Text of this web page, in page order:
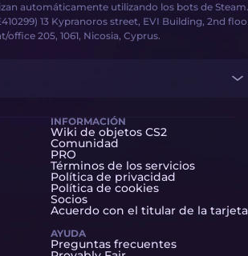
automáticamente utilizando los bots de Steam.
13 Kypranoros street, EVI Building, 2nd
office 205, 1061, Nicosia, Cyprus.
INFORMACIÓN
Wiki de objetos CS2
Comunidad
PRO
Términos de los servicios
Política de privacidad
Política de cookies
Socios
Acuerdo con el titular de la tarjeta
AYUDA
Preguntas frecuentes